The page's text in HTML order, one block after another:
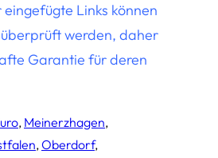
Links können
werden, daher
Garantie für deren
, Meinerzhagen
, Oberdorf